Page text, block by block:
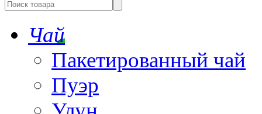
Чай
Пакетированный чай
Пуэр